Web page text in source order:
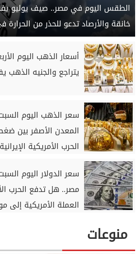
الطقس اليوم في مصر.. صيف يوليو
خانقة والأرصاد تدعو للحذر من
يتراجع والجنيه الذهب
سعر الذهب اليوم
المعدن الأصفر بين
الحرب الأمريكية الإيرانية
مصر.. هل تدفع الحرب
العملة الأمريكية
منوعات